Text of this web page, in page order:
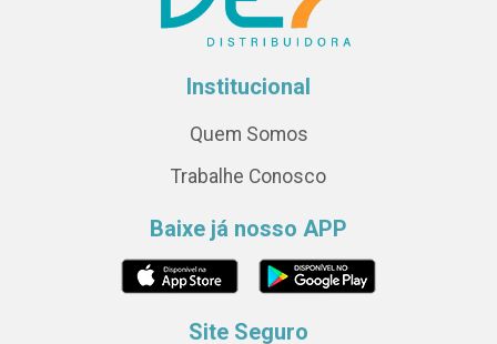
Institucional
Quem Somos
Trabalhe Conosco
Baixe já nosso APP
Site Seguro